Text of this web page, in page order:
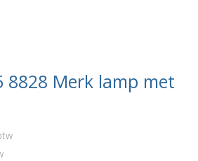
8828 Merk lamp met